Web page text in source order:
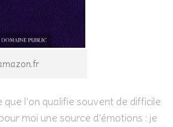
l’on qualifie souvent de difficile
moi une source d’émotions : je